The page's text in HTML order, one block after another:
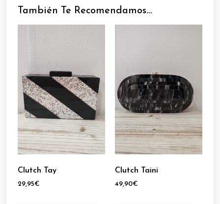
También Te Recomendamos…
Clutch Tay
29,95€
Clutch Taini
49,90€